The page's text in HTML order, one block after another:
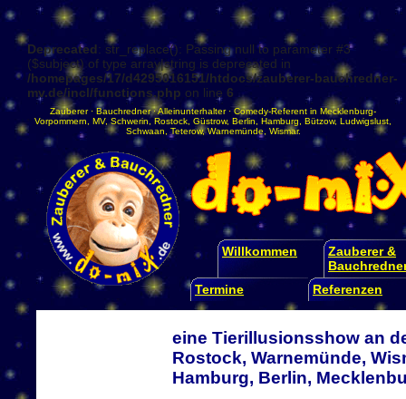
Deprecated: str_replace(): Passing null to parameter #3
($subject) of type array|string is deprecated in
/homepages/17/d4295016151/htdocs/zauberer-bauchredner-
mv.de/incl/functions.php on line 6
Zauberer·Bauchredner·Alleinunterhalter· Comedy-Referent in Mecklenburg-
Vorpommern
MV, Schwerin Rostock Güstrow, Berlin Hamburg Bützow, Ludwigslust
Schwaan ,Teterow,Warnemünde Wismar.
Willkommen
Zauberer &
Termine
Referenzen
eine Tierillusionsshow an
Rostock, Warnemünde,
Hamburg, Berlin,